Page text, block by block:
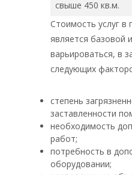
свыше 450 кв.м.
Стоимость услуг в
является базовой
варьироваться, в
следующих
степень
заставленности
необходимость
работ;
потребность в
оборудовании;